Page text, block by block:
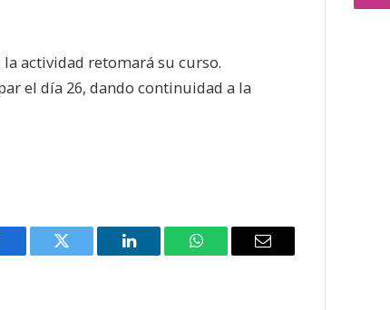
actividad retomará su curso.
el día 26, dando continuidad a la
Twitter LinkedIn WhatsAppEmail